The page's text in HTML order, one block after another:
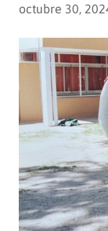
octubre 30,